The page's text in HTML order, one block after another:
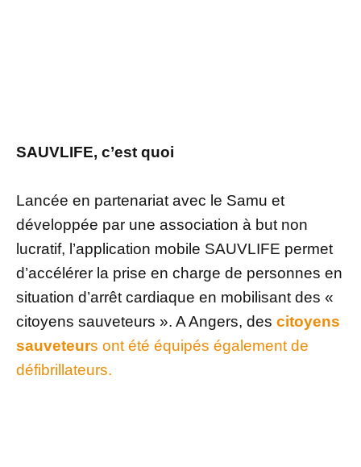
SAUVLIFE, c’est quoi
Lancée en partenariat avec le Samu et
développée par une association à but non
lucratif, l’application mobile SAUVLIFE permet
d’accélérer la prise en charge de personnes en
situation d’arrêt cardiaque en mobilisant des «
citoyens sauveteurs ». A Angers, des citoyens
sauveteurs ont été équipés également de
défibrillateurs.